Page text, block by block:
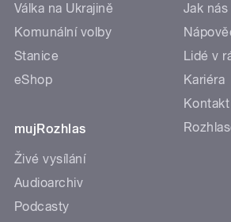
Válka na Ukrajině
Komunální volby
Stanice
eShop
mujRozhlas
Živé vysílání
Audioarchiv
Podcasty
Jak nás
Lidé v
Kariéra
Kontakt